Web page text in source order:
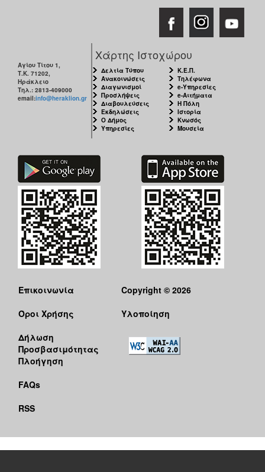
Αγίου Τίτου 1,
Τ.Κ. 71202,
Ηράκλειο
Τηλ.: 2813-409000
email:info@heraklion.gr
Χάρτης Ιστοχώρου
Δελτία Τύπου
Ανακοινώσεις
Διαγωνισμοί
Προσλήψεις
Διαβουλεύσεις
Εκδηλώσεις
Ο Δήμος
Υπηρεσίες
Κ.Ε.Π.
Τηλέφωνα
e-Υπηρεσίες
e-Αιτήματα
Η Πόλη
Ιστορία
Κνωσός
Μουσεία
Επικοινωνία
Όροι Χρήσης
Δήλωση
Προσβασιμότητας
Πλοήγηση
FAQs
RSS
Copyright © 2026
Υλοποίηση